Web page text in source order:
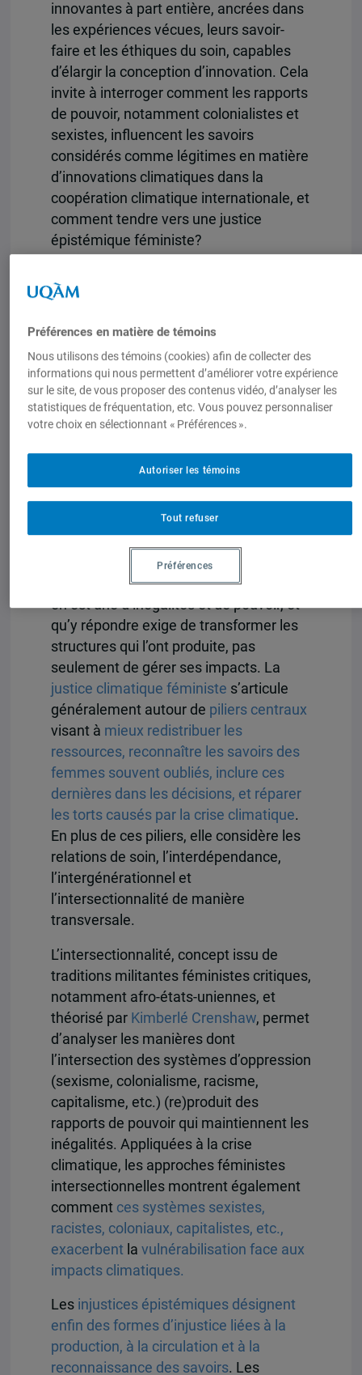
innovantes à part entière, ancrées dans
les expériences vécues, leurs savoir-
faire et les éthiques du soin, capables
d’élargir la conception d’innovation. Cela
invite à interroger comment les rapports
de pouvoir, notamment colonialistes et
sexistes, influencent les savoirs
considérés comme légitimes en matière
d’innovations climatiques dans la
coopération climatique internationale, et
comment tendre vers une justice
épistémique féministe?
intersectionnalité et injustices
Pour approfondir cette réflexion, un
cadre d’analyse articulant justice
climatique critique, intersectionnalité et
injustices épistémiques apparaît
justice climatique portent une attention
particulière auxmanières dont la crise
climatique affecte les populations de
façon différenciée, inégale et
disproportionnée, tout en cherchant à
réparer les injustices. Le caractère
critique montre que la crise climatique
en est une d’inégalités et de pouvoir, et
qu’y répondre exige de transformer les
structures qui l’ont produite, pas
seulement de gérer ses impacts. La
justice climatique féministe s’articule
généralement autour de piliers centraux
visant à mieux redistribuer les
ressources, reconnaître les savoirs des
femmes souvent oubliés, inclure ces
dernières dans les décisions, et réparer
les torts causés par la crise climatique.
En plus de ces piliers, elle considère les
relations de soin, l’interdépendance,
l’intergénérationnel et
l’intersectionnalité de manière
transversale.
L’intersectionnalité, concept issu de
traditions militantes féministes critiques,
notamment afro-états-uniennes, et
théorisé par Kimberlé Crenshaw, permet
d’analyser les manières dont
l’intersection des systèmes d’oppression
(sexisme, colonialisme, racisme,
capitalisme, etc.) (re)produit des
rapports de pouvoir qui maintiennent les
inégalités. Appliquées à la crise
climatique, les approches féministes
intersectionnelles montrent également
comment ces systèmes sexistes,
racistes, coloniaux, capitalistes, etc.,
exacerbent la vulnérabilisation face aux
impacts climatiques.
Les injustices épistémiques désignent
enfin des formes d’injustice liées à la
production, à la circulation et à la
reconnaissance des savoirs. Les
Préférences en matière de témoins
Nous utilisons des témoins (cookies) afin de collecter des
informations qui nous permettent d’améliorer votre expérience
sur le site, de vous proposer des contenus vidéo, d’analyser les
statistiques de fréquentation, etc. Vous pouvez personnaliser
votre choix en sélectionnant « Préférences ».
Tout refuser
Autoriser les témoins
Préférences